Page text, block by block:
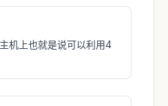
机上也就是说可以利用4